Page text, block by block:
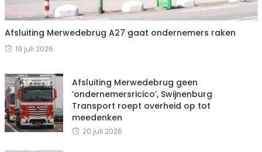
Afsluiting Merwedebrug A27 gaat ondernemers raken
19 juli 2026
Afsluiting Merwedebrug geen
‘ondernemersricico’, Swijnenburg
Transport roept overheid op tot
meedenken
20 juli 2026